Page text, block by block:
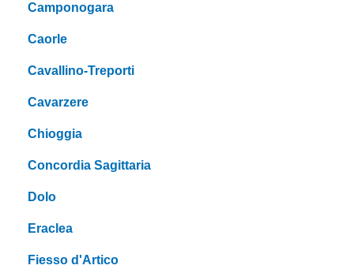
Camponogara
Caorle
Cavallino-Treporti
Cavarzere
Chioggia
Concordia Sagittaria
Dolo
Eraclea
Fiesso d'Artico